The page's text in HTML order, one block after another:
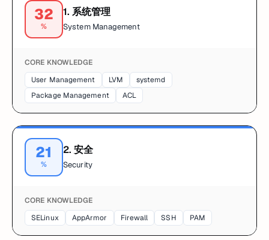
32
%
1. 系统管理
System Management
CORE KNOWLEDGE
User Management
LVM
systemd
Package Management
ACL
21
%
2. 安全
Security
CORE KNOWLEDGE
SELinux
AppArmor Firewall SSH PAM